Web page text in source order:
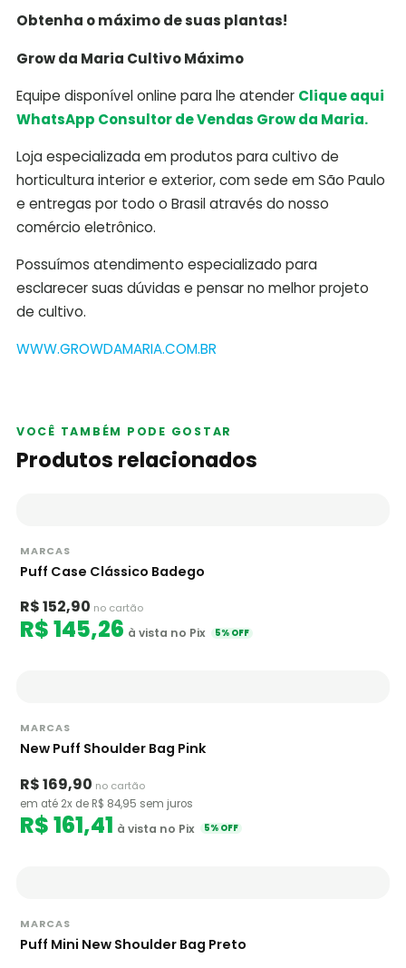
Obtenha o máximo de suas plantas!
Grow da Maria Cultivo Máximo
Equipe disponível online para lhe atender Clique aqui
WhatsApp Consultor de Vendas Grow da Maria.
Loja especializada em produtos para cultivo de
horticultura interior e exterior, com sede em São Paulo
e entregas por todo o Brasil através do nosso
comércio eletrônico.
Possuímos atendimento especializado para
esclarecer suas dúvidas e pensar no melhor projeto
de cultivo.
WWW.GROWDAMARIA.COM.BR
VOCÊ TAMBÉM PODE GOSTAR
Produtos relacionados
MARCAS
Puff Case Clássico Badego
R$ 152,90 no cartão
R$ 145,26 à vista no Pix 5% OFF
MARCAS
New Puff Shoulder Bag Pink
R$ 169,90 no cartão
em até 2x de R$ 84,95 sem juros
R$ 161,41 à vista no Pix 5% OFF
MARCAS
Puff Mini New Shoulder Bag Preto